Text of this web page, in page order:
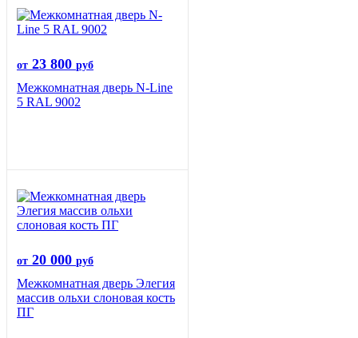
от 23 800 руб
Межкомнатная дверь N-Line
5 RAL 9002
от 20 000 руб
Межкомнатная дверь Элегия
массив ольхи слоновая кость
ПГ